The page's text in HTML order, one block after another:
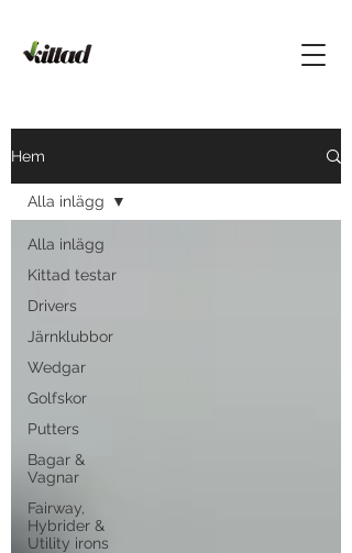
Hem
Alla inlägg
Kittad testar
Drivers
Järnklubbor
Wedgar
Golfskor
Putters
Bagar &
Vagnar
Fairway,
Hybrider &
Utility irons
Alla inlägg